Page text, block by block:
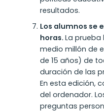
resultados.
Los alumnos se
horas. La prueba
medio millón de
de 15 años) de
duración de las
En esta edición,
del ordenador.
preguntas